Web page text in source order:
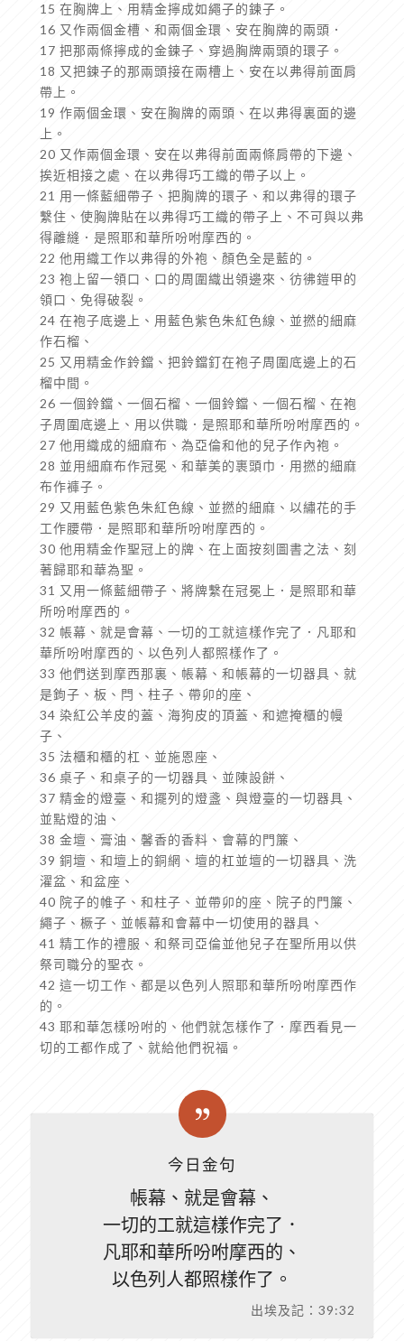
15 在胸牌上、用精金擰成如繩子的鍊子。
16 又作兩個金槽、和兩個金環、安在胸牌的兩頭．
17 把那兩條擰成的金鍊子、穿過胸牌兩頭的環子。
18 又把鍊子的那兩頭接在兩槽上、安在以弗得前面肩
帶上。
19 作兩個金環、安在胸牌的兩頭、在以弗得裏面的邊
上。
20 又作兩個金環、安在以弗得前面兩條肩帶的下邊、
挨近相接之處、在以弗得巧工織的帶子以上。
21 用一條藍細帶子、把胸牌的環子、和以弗得的環子
繫住、使胸牌貼在以弗得巧工織的帶子上、不可與以弗
得離縫．是照耶和華所吩咐摩西的。
22 他用織工作以弗得的外袍、顏色全是藍的。
23 袍上留一領口、口的周圍織出領邊來、彷彿鎧甲的
領口、免得破裂。
24 在袍子底邊上、用藍色紫色朱紅色線、並撚的細麻
作石榴、
25 又用精金作鈴鐺、把鈴鐺釘在袍子周圍底邊上的石
榴中間。
26 一個鈴鐺、一個石榴、一個鈴鐺、一個石榴、在袍
子周圍底邊上、用以供職．是照耶和華所吩咐摩西的。
27 他用織成的細麻布、為亞倫和他的兒子作內袍。
28 並用細麻布作冠冕、和華美的裹頭巾．用撚的細麻
布作褲子。
29 又用藍色紫色朱紅色線、並撚的細麻、以繡花的手
工作腰帶．是照耶和華所吩咐摩西的。
30 他用精金作聖冠上的牌、在上面按刻圖書之法、刻
著歸耶和華為聖。
31 又用一條藍細帶子、將牌繫在冠冕上．是照耶和華
所吩咐摩西的。
32 帳幕、就是會幕、一切的工就這樣作完了．凡耶和
華所吩咐摩西的、以色列人都照樣作了。
33 他們送到摩西那裏、帳幕、和帳幕的一切器具、就
是鉤子、板、閂、柱子、帶卯的座、
34 染紅公羊皮的蓋、海狗皮的頂蓋、和遮掩櫃的幔
子、
35 法櫃和櫃的杠、並施恩座、
36 桌子、和桌子的一切器具、並陳設餅、
37 精金的燈臺、和擺列的燈盞、與燈臺的一切器具、
並點燈的油、
38 金壇、膏油、馨香的香料、會幕的門簾、
39 銅壇、和壇上的銅網、壇的杠並壇的一切器具、洗
濯盆、和盆座、
40 院子的帷子、和柱子、並帶卯的座、院子的門簾、
繩子、橛子、並帳幕和會幕中一切使用的器具、
41 精工作的禮服、和祭司亞倫並他兒子在聖所用以供
祭司職分的聖衣。
42 這一切工作、都是以色列人照耶和華所吩咐摩西作
的。
43 耶和華怎樣吩咐的、他們就怎樣作了．摩西看見一
切的工都作成了、就給他們祝福。
今日金句
帳幕、就是會幕、
一切的工就這樣作完了．
凡耶和華所吩咐摩西的、
以色列人都照樣作了。
出埃及記：39:32